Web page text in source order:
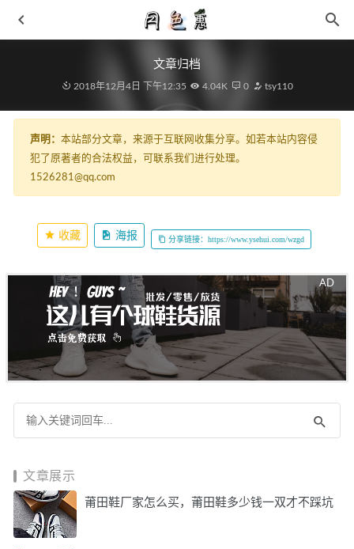
文章归档
2018年12月4日 下午12:35 4.04K 0 tsy110
声明： 本站部分文章，来源于互联网收集分享。如若本站内容侵
犯了原著者的合法权益，可联系我们进行处理。
1526281@qq.com
收藏 海报 分享链接：https://www.ysehui.com/wzgd
文章展示
莆田鞋厂家怎么买，莆田鞋多少钱一双才不踩坑
2019春季流行色 摩兰度让你的春天足够美！
2019-02-25
安踏 C37 2.0 跑鞋实物及细节曝光，就该这么软！ 2021-06-
BAPE x 其乐联名 Wallabee 伦敦店限定鞋款即将登场 2021-
05-12